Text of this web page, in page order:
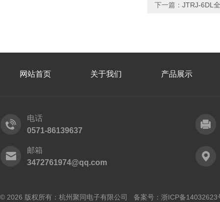
下一篇： JTRJ-6DL
网站首页 关于我们 产品展示
电话
0571-86139637
邮箱
3472761974@qq.com
© 2026 版权所有：杭州聚同电子有限公司 备案号： 浙ICP备14032623